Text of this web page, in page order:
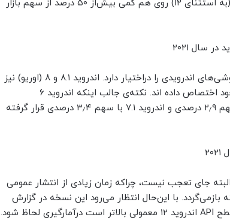
تعداد کاربر را دارد. با این حال دو نسخه‌ی آخر اندروید (به استثنای ۱۲) روی هم کمی بیش‌از ۵۰ درصد از سهم بازار
پس از اندروید ۱۱، اندروید ۹ (پای) ۱۸٫۲ درصد از بازار گوشی‌های اندرویدی را دراختیار دارد. اندروید ۸.۱ و ۸ (اوریو) نیز
به ترتیب سهمی ۹٫۷ و ۴ درصدی از این نمودار را به خود اختصاص داده ‌اند. نکته‌ی جالب اینکه اندروید ۶
(مارشمالو) با ۵٫۱ درصد بالاتر از جایگاه اندروید ۷ با سهم ۲٫۹ درصدی و اندروید ۷.۱ با سهم ۳٫۴ درصدی قرار گرفته
۱۲ دیده نمی‌شود که البته جای تعجب نیست، چراکه زمان زیادی از انتشار عمومی
با این‌حال انتظار می‌رود این نسخه در گزارش